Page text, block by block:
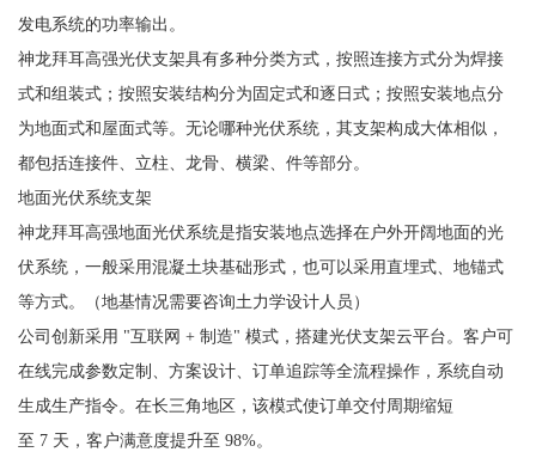
发电系统的功率输出。
神龙拜耳高强光伏支架具有多种分类方式，按照连接方式分为焊接
式和组装式；按照安装结构分为固定式和逐日式；按照安装地点分
为地面式和屋面式等。无论哪种光伏系统，其支架构成大体相似，
都包括连接件、立柱、龙骨、横梁、件等部分。
地面光伏系统支架
神龙拜耳高强地面光伏系统是指安装地点选择在户外开阔地面的光
伏系统，一般采用混凝土块基础形式，也可以采用直埋式、地锚式
等方式。（地基情况需要咨询土力学设计人员）
公司创新采用 "互联网 + 制造" 模式，搭建光伏支架云平台。客户可
在线完成参数定制、方案设计、订单追踪等全流程操作，系统自动
生成生产指令。在长三角地区，该模式使订单交付周期缩短
至 7 天，客户满意度提升至 98%。